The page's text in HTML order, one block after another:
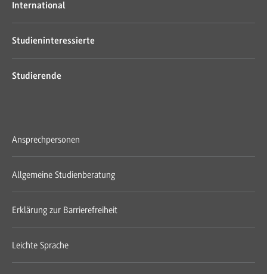
International
Studieninteressierte
Studierende
Ansprechpersonen
Allgemeine Studienberatung
Erklärung zur Barrierefreiheit
Leichte Sprache